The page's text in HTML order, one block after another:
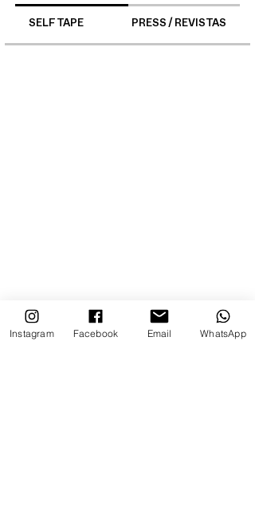
SELF TAPE PRESS / REVISTAS
Instagram Facebook Email WhatsApp